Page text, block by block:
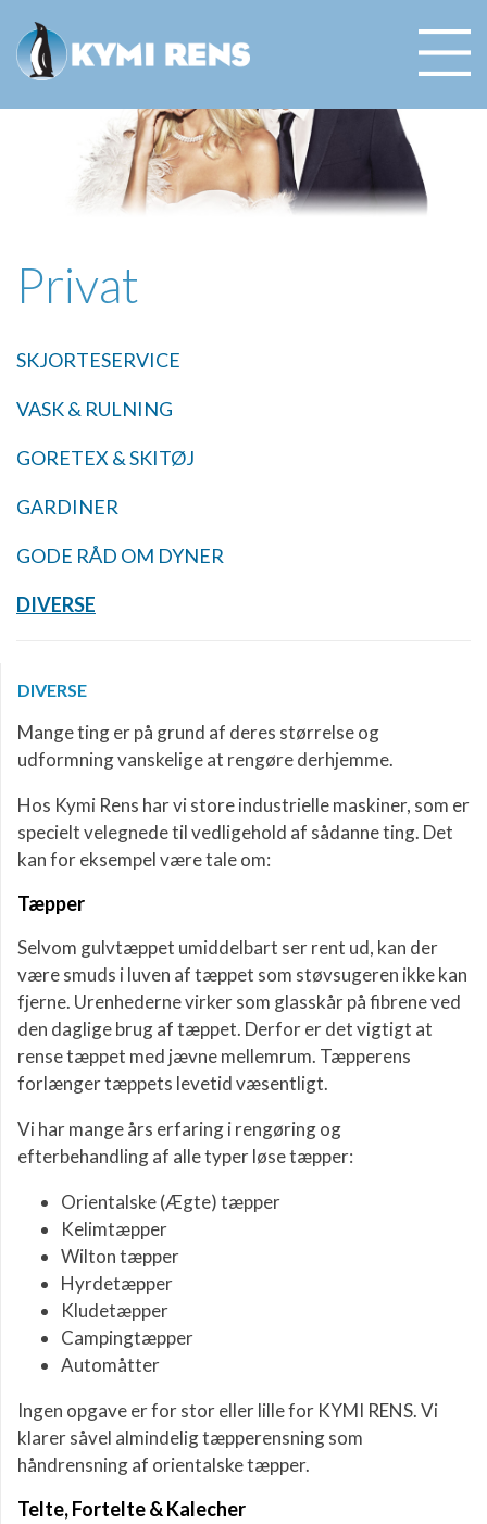
Privat
SKJORTESERVICE
VASK & RULNING
GORETEX & SKITØJ
GARDINER
GODE RÅD OM DYNER
DIVERSE
DIVERSE
Mange ting er på grund af deres størrelse og
udformning vanskelige at rengøre derhjemme.
Hos Kymi Rens har vi store industrielle maskiner, som er
specielt velegnede til vedligehold af sådanne ting. Det
kan for eksempel være tale om:
Tæpper
Selvom gulvtæppet umiddelbart ser rent ud, kan der
være smuds i luven af tæppet som støvsugeren ikke kan
fjerne. Urenhederne virker som glasskår på fibrene ved
den daglige brug af tæppet. Derfor er det vigtigt at
rense tæppet med jævne mellemrum. Tæpperens
forlænger tæppets levetid væsentligt.
Vi har mange års erfaring i rengøring og
efterbehandling af alle typer løse tæpper:
Orientalske (Ægte) tæpper
Kelimtæpper
Wilton tæpper
Hyrdetæpper
Kludetæpper
Campingtæpper
Automåtter
Ingen opgave er for stor eller lille for KYMI RENS. Vi
klarer såvel almindelig tæpperensning som
håndrensning af orientalske tæpper.
Telte, Fortelte & Kalecher